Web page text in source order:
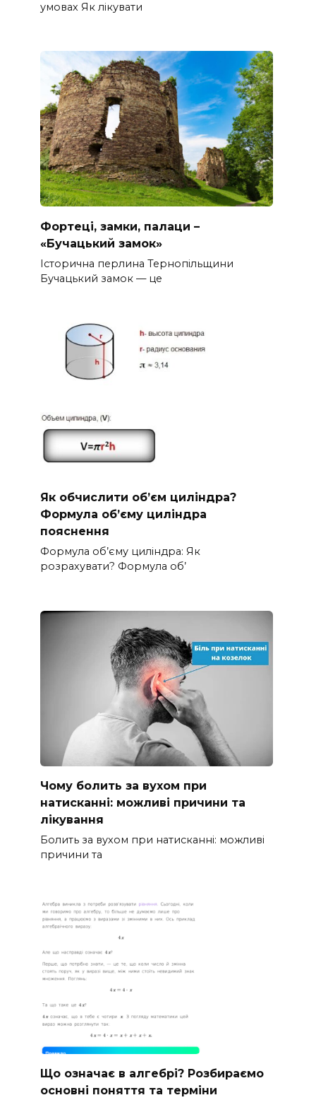
умовах Як лікувати
Фортеці, замки, палаци –
«Бучацький замок»
Історична перлина Тернопільщини
Бучацький замок — це
Як обчислити об’єм циліндра?
Формула об’єму циліндра
пояснення
Формула об’єму циліндра: Як
розрахувати? Формула об’
Чому болить за вухом при
натисканні: можливі причини та
лікування
Болить за вухом при натисканні: можливі
причини та
Що означає в алгебрі? Розбираємо
основні поняття та терміни